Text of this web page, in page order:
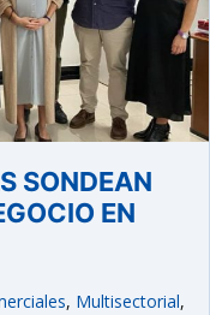
SONDEAN
EN
, Multisectorial,